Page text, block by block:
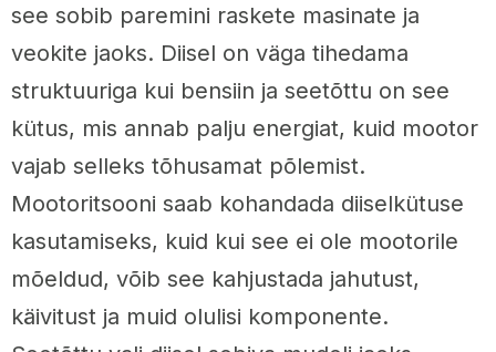
see sobib paremini raskete masinate ja
veokite jaoks. Diisel on väga tihedama
struktuuriga kui bensiin ja seetõttu on see
kütus, mis annab palju energiat, kuid mootor
vajab selleks tõhusamat põlemist.
Mootoritsooni saab kohandada diiselkütuse
kasutamiseks, kuid kui see ei ole mootorile
mõeldud, võib see kahjustada jahutust,
käivitust ja muid olulisi komponente.